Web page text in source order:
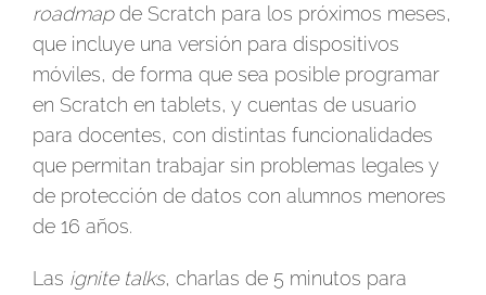
roadmapde Scratch para los próximos meses,
que incluye una versión para dispositivos
móviles, de forma que sea posible programar
en Scratch en tablets, y cuentas de usuario
para docentes, con distintas funcionalidades
que permitan trabajar sin problemas legales y
de protección de datos con alumnos menores
de 16 años.
Las ignite talks, charlas de 5 minutos para